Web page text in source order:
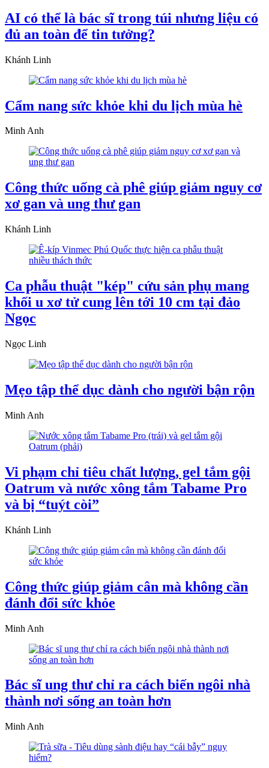
AI có thể là bác sĩ trong túi nhưng liệu có
đủ an toàn để tin tưởng?
Khánh Linh
Cẩm nang sức khỏe khi du lịch mùa hè
Minh Anh
Công thức uống cà phê giúp giảm nguy cơ
xơ gan và ung thư gan
Khánh Linh
Ca phẫu thuật "kép" cứu sản phụ mang
khối u xơ tử cung lên tới 10 cm tại đảo
Ngọc
Ngọc Linh
Mẹo tập thể dục dành cho người bận rộn
Minh Anh
Vi phạm chỉ tiêu chất lượng, gel tắm gội
Oatrum và nước xông tắm Tabame Pro
và bị “tuýt còi”
Khánh Linh
Công thức giúp giảm cân mà không cần
đánh đổi sức khỏe
Minh Anh
Bác sĩ ung thư chỉ ra cách biến ngôi nhà
thành nơi sống an toàn hơn
Minh Anh